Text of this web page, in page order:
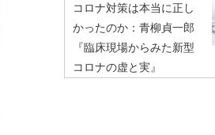
コロナ対策は本当に正し
かったのか：青柳貞一郎
『臨床現場からみた新型
コロナの虚と実』